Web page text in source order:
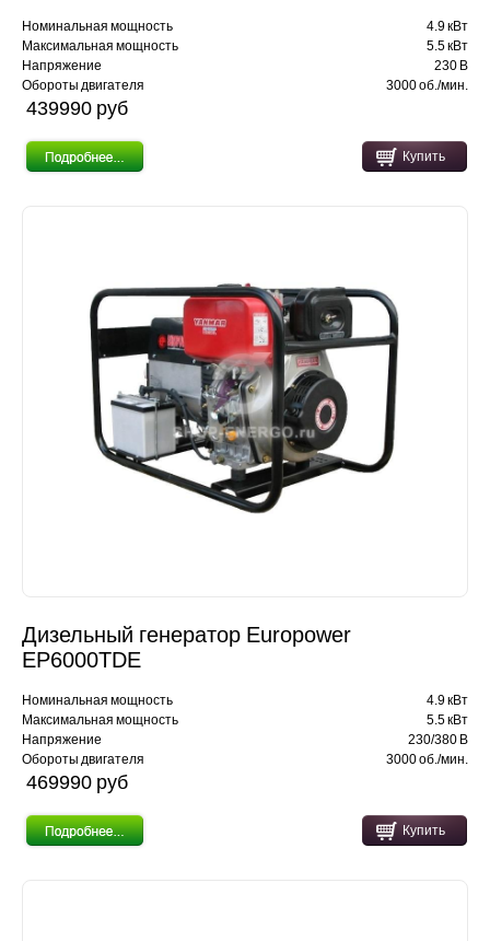
Номинальная мощность
4.9 кВт
Максимальная мощность
5.5 кВт
Напряжение
230 В
Обороты двигателя
3000 об./мин.
439990 pуб
Купить
Дизельный генератор Europower
EP6000TDE
Номинальная мощность
4.9 кВт
Максимальная мощность
5.5 кВт
Напряжение
230/380 В
Обороты двигателя
3000 об./мин.
469990 pуб
Купить